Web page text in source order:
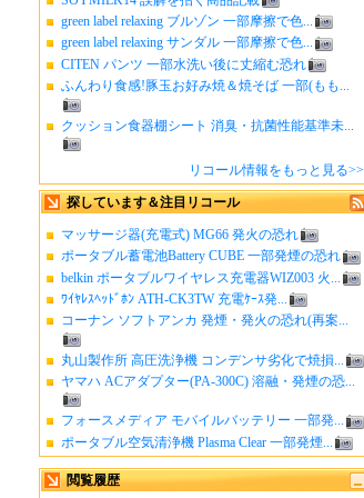
green label relaxing ブルゾン 一部摩擦で色...
green label relaxing サンダル 一部摩擦で色...
CITEN パンツ 一部水洗い後に丈縮む恐れ
ふんわり食感!豚玉お好み焼＆焼そば 一部(もも...
クッション食器棚シート 消臭・抗菌性能基準未...
リコール情報をもっと見る>>
探しています＆注目リコール
マッサージ器(充電式) MG66 発火の恐れ
ポータブル蓄電池Battery CUBE 一部発煙の恐れ
belkin ポータブルワイヤレス充電器WIZ003 火...
ﾜｲﾔﾚｽﾍｯﾄﾞﾎﾝ ATH-CK3TW 充電ｹｰｽ発...
コーナン ソフトアンカ 発煙・発火の恐れ(再案...
丸山製作所 高圧洗浄機 コンデンサ劣化で焼損...
ヤマハ ACアダプター(PA-300C) 溶融・発煙の恐...
フォースメディア モバイルバッテリー 一部発...
ポータブル空気清浄機 Plasma Clear 一部発煙...
閲覧履歴